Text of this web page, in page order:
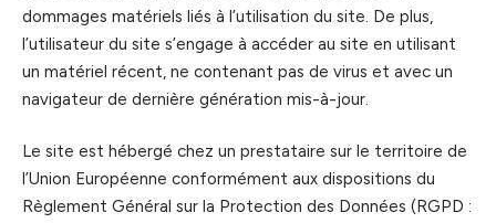
dommages matériels liés à l’utilisation du site. De plus,
l’utilisateur du site s’engage à accéder au site en utilisant
un matériel récent, ne contenant pas de virus et avec un
navigateur de dernière génération mis-à-jour.
Le site est hébergé chez un prestataire sur le territoire de
l’Union Européenne conformément aux dispositions du
Règlement Général sur la Protection des Données (RGPD :